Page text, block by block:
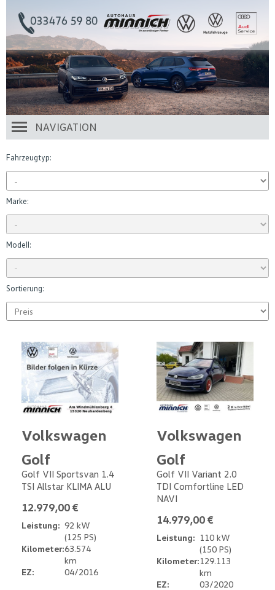
NAVIGATION
Fahrzeugtyp:
Marke:
Modell:
Sortierung:
Volkswagen
Golf
Golf VII Sportsvan 1.4
TSI Allstar KLIMA ALU
12.979,00 €
Leistung: 92 kW
(125 PS)
Kilometer:63.574
km
EZ:
04/2016
Volkswagen
Golf
Golf VII Variant 2.0
TDI Comfortline LED
NAVI
14.979,00 €
Leistung: 110 kW
(150 PS)
Kilometer:129.113
km
EZ:
03/2020